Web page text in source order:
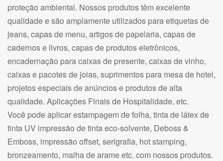
proteção ambiental. Nossos produtos têm excelente
qualidade e são amplamente utilizados para etiquetas de
jeans, capas de menu, artigos de papelaria, capas de
cadernos e livros, capas de produtos eletrônicos,
encadernação para caixas de presente, caixas de vinho,
caixas e pacotes de joias, suprimentos para mesa de hotel,
projetos especiais de anúncios e produtos de alta
qualidade. Aplicações Finais de Hospitalidade, etc.
Você pode aplicar estampagem de folha, tinta de látex de
tinta UV impressão de tinta eco-solvente, Deboss &
Emboss, impressão offset, serigrafia, hot stamping,
bronzeamento, malha de arame etc. com nossos produtos.